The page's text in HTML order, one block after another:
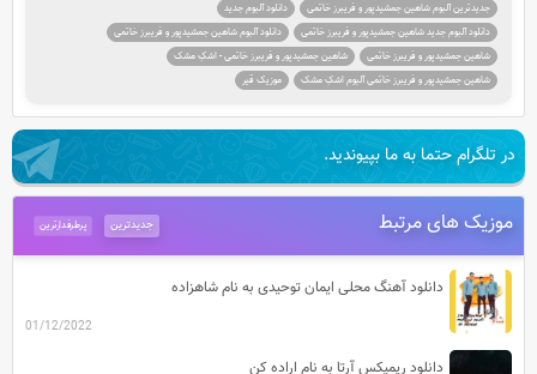
جديدترين آلبوم شاهین جمشیدپور و فریبرز خاتمی
دانلود آلبوم جديد
دانلود آلبوم جديد شاهین جمشیدپور و فریبرز خاتمی
دانلود آلبوم شاهین جمشیدپور و فریبرز خاتمی
شاهین جمشیدپور و فریبرز خاتمی
شاهین جمشیدپور و فریبرز خاتمی - اشکِ مشک
شاهین جمشیدپور و فریبرز خاتمی آلبوم اشکِ مشک
موزیک قیر
در تلگرام حتما به ما بپیوندید.
موزیک های مرتبط پرطرفدارترین جدیدترین
دانلود آهنگ محلی ایمان توحیدی به نام شاهزاده
01/12/2022
دانلود ریمیکس آرتا به نام اراده کن